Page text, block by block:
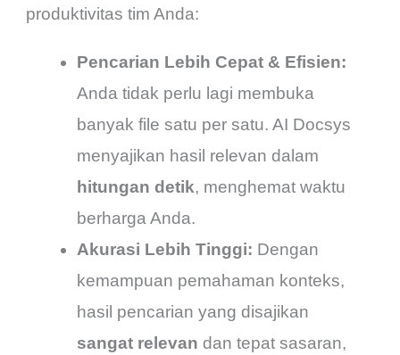
produktivitas tim Anda:
Pencarian Lebih Cepat & Efisien:
Anda tidak perlu lagi membuka
banyak file satu per satu. AI Docsys
menyajikan hasil relevan dalam
hitungan detik, menghemat waktu
berharga Anda.
Akurasi Lebih Tinggi: Dengan
kemampuan pemahaman konteks,
hasil pencarian yang disajikan
sangat relevan dan tepat sasaran,